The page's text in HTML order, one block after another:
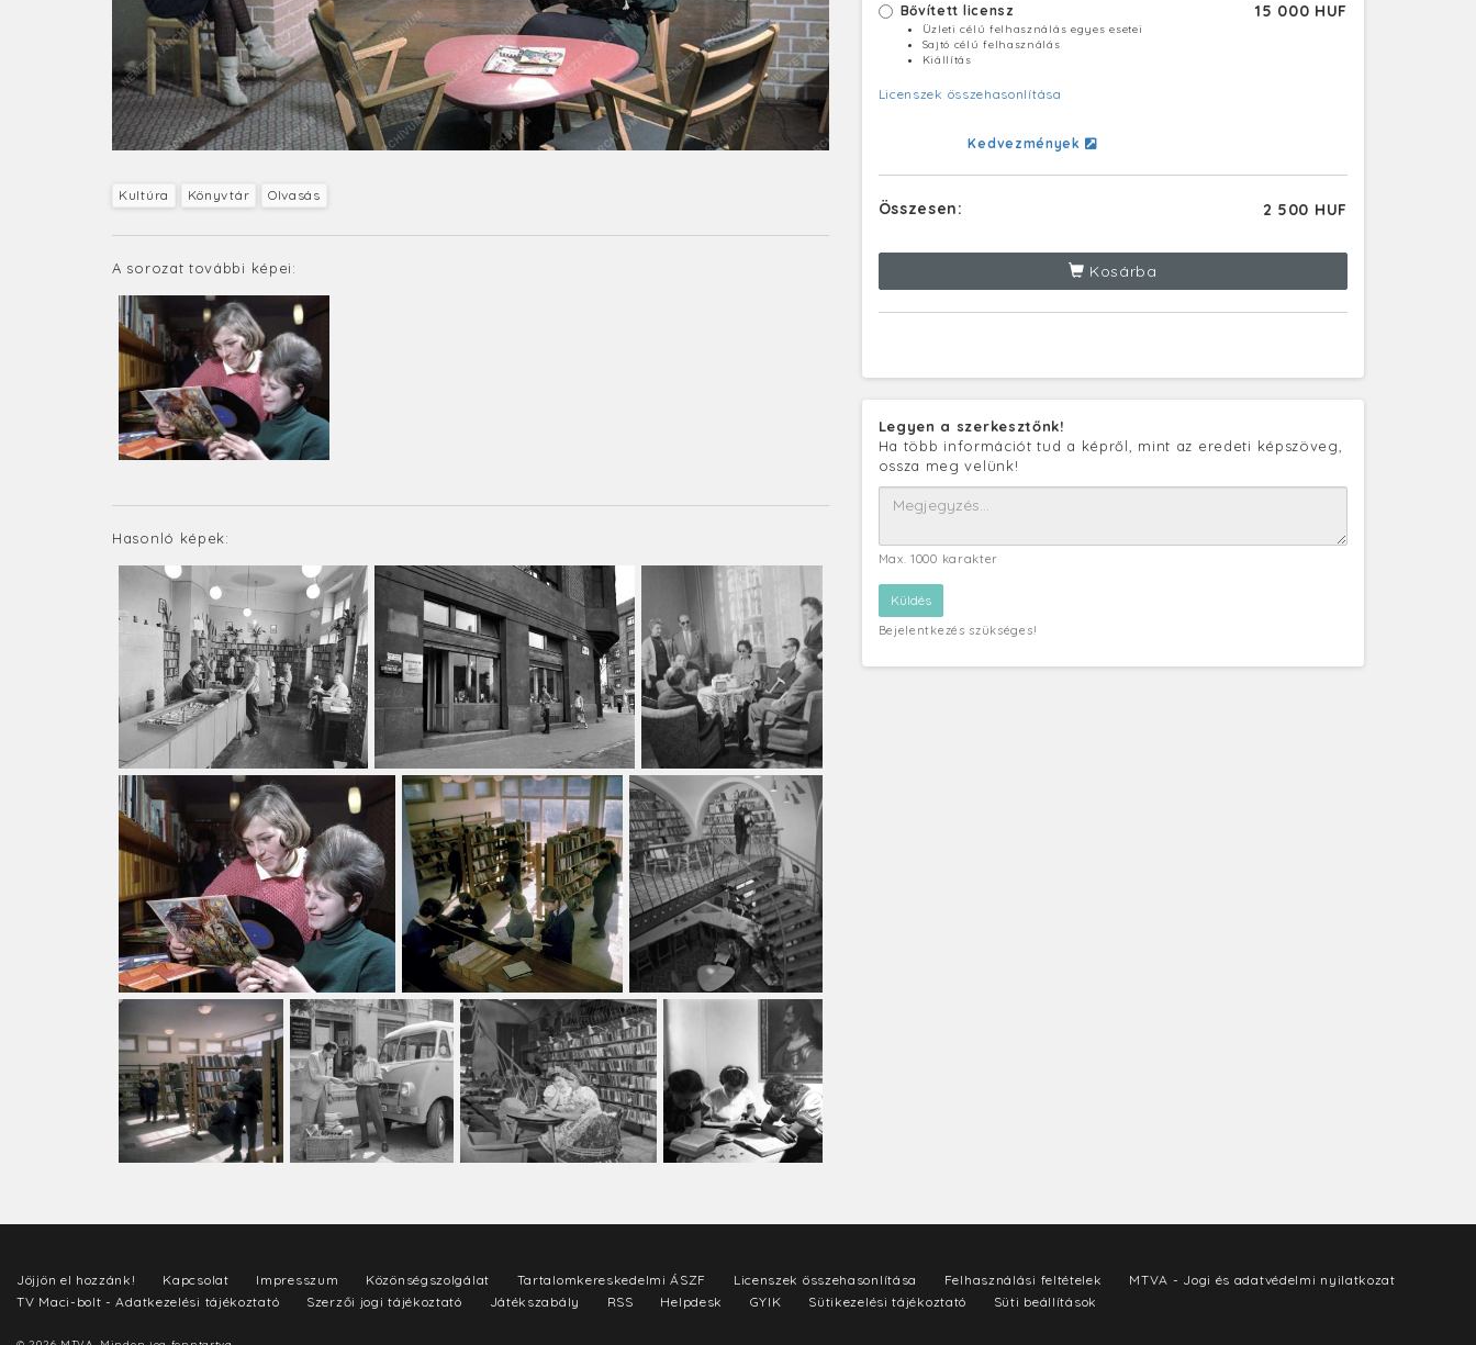
Kultúra Könyvtár Olvasás
A sorozat további képei:
Hasonló képek:
Bővített licensz 15 000 HUF
Üzleti célú felhasználás egyes esetei
Sajtó célú felhasználás
Kiállítás
Licenszek összehasonlítása
Kedvezmények
Összesen: 2 500 HUF
Kosárba
Legyen a szerkesztőnk!
Ha több információt tud a képről, mint az eredeti képszöveg,
ossza meg velünk!
Max. 1000 karakter
Bejelentkezés szükséges!
Jöjjön el hozzánk! Kapcsolat Impresszum Közönségszolgálat Tartalomkereskedelmi ÁSZF Licenszek összehasonlítása Felhasználási feltételek
MTVA - Jogi és adatvédelmi nyilatkozat
TV Maci-bolt - Adatkezelési tájékoztató
Szerzői jogi tájékoztató Játékszabály RSS Helpdesk GYIK Sütikezelési tájékoztató Süti beállítások